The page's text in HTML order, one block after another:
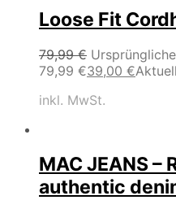
Loose Fit
79,99€
79,99 €39,00 €
inkl. MwSt.
MAC JEANS –
authentic